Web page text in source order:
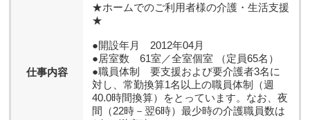
仕事内容
★ホームでのご利用者様の介護・生活支援
★
●開設年月 2012年04月
●居室数 61室／全室個室 （定員65名）
●職員体制 要支援および要介護者3名に
対し、常勤換算1名以上の職員体制（週
40.0時間換算）をとっています。なお、夜
間（22時－翌6時）最少時の介護職員数は